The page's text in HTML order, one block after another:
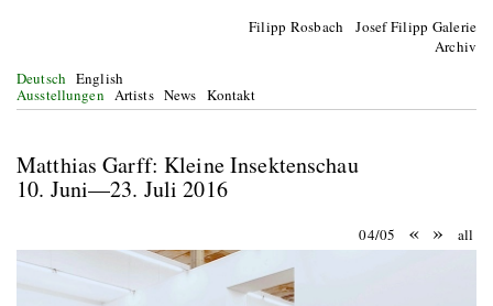
Filipp Rosbach Josef Filipp Galerie
Archiv
Deutsch English
Ausstellungen Artists News Kontakt
Matthias Garff: Kleine Insektenschau
10. Juni—23. Juli 2016
04/05 « » all